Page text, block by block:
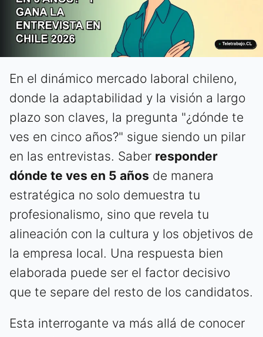
En el dinámico mercado laboral chileno,
donde la adaptabilidad y la visión a largo
plazo son claves, la pregunta "¿dónde te
ves en cinco años?" sigue siendo un pilar
en las entrevistas. Saber responder
dónde te ves en 5 años de manera
estratégica no solo demuestra tu
profesionalismo, sino que revela tu
alineación con la cultura y los objetivos de
la empresa local. Una respuesta bien
elaborada puede ser el factor decisivo
que te separe del resto de los candidatos.
Esta interrogante va más allá de conocer